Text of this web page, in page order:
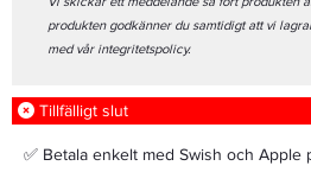
produkten godkänner du samtidigt att vi
med vår integritetspolicy.
Tillfälligt slut
✅ Betala enkelt med Swish och Apple